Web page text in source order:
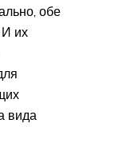
обе
их
вида